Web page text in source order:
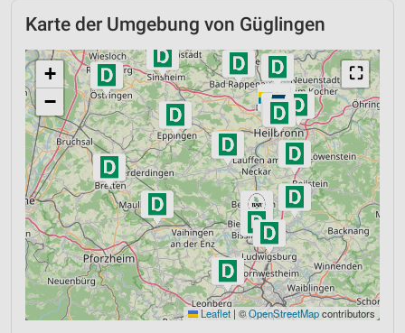
Karte der Umgebung von Güglingen
⛶
+
−
Leaflet | ©OpenStreetMapcontributors